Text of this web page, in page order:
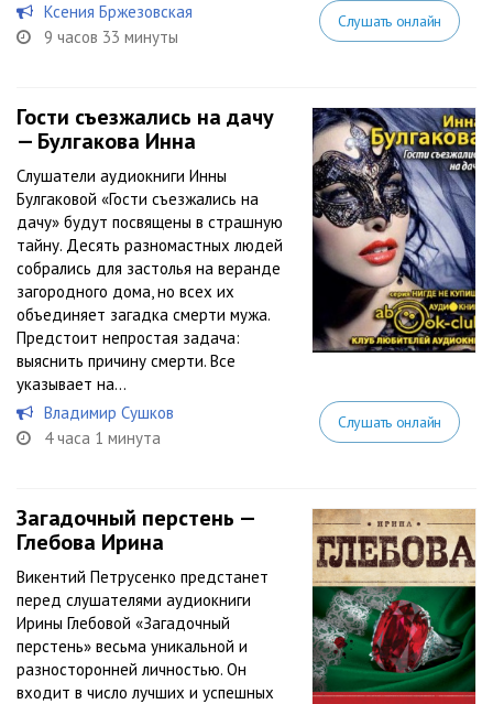
Ксения Бржезовская
9 часов 33 минуты
Слушать онлайн
Гости съезжались на дачу
— Булгакова Инна
Слушатели аудиокниги Инны
Булгаковой «Гости съезжались на
дачу» будут посвящены в страшную
тайну. Десять разномастных людей
собрались для застолья на веранде
загородного дома, но всех их
объединяет загадка смерти мужа.
Предстоит непростая задача:
выяснить причину смерти. Все
указывает на...
Владимир Сушков
4 часа 1 минута
Слушать онлайн
Загадочный перстень —
Глебова Ирина
Викентий Петрусенко предстанет
перед слушателями аудиокниги
Ирины Глебовой «Загадочный
перстень» весьма уникальной и
разносторонней личностью. Он
входит в число лучших и успешных